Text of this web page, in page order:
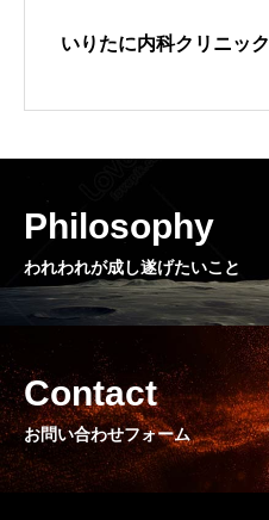
いりたに内科クリニック
Philosophy
われわれが成し遂げたいこと
Contact
お問い合わせフォーム